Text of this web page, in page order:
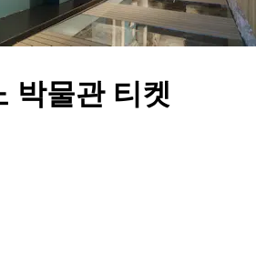
박물관 티켓